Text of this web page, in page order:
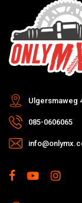
Ulgersmaweg
085-0606065